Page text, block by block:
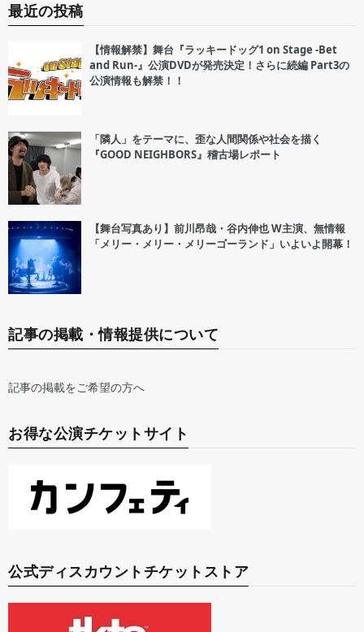
最近の投稿
【情報解禁】舞台『ラッキードッグ1 on Stage -Bet
and Run-』公演DVDが発売決定！さらに続編 Part3の
公演情報も解禁！！
「隣人」をテーマに、歪な人間関係や社会を描く
『GOOD NEIGHBORS』稽古場レポート
【舞台写真あり】前川昂哉・谷内伸也 W主演、無情報
「メリー・メリー・メリーゴーランド」いよいよ開幕！
記事の掲載・情報提供について
記事の掲載をご希望の方へ
お得な公演チケットサイト
公式ディスカウントチケットストア